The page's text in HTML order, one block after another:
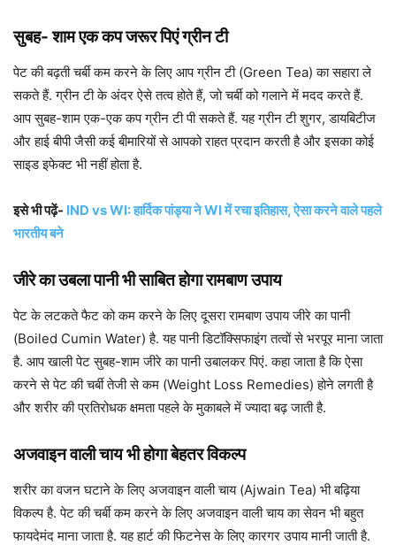
सुबह- शाम एक कप जरूर पिएं ग्रीन टी
पेट की बढ़ती चर्बी कम करने के लिए आप ग्रीन टी (Green Tea) का सहारा ले
सकते हैं. ग्रीन टी के अंदर ऐसे तत्व होते हैं, जो चर्बी को गलाने में मदद करते हैं.
आप सुबह-शाम एक-एक कप ग्रीन टी पी सकते हैं. यह ग्रीन टी शुगर, डायबिटीज
और हाई बीपी जैसी कई बीमारियों से आपको राहत प्रदान करती है और इसका कोई
साइड इफेक्ट भी नहीं होता है.
इसे भी पढ़ें- IND vs WI: हार्दिक पांड्या ने WI में रचा इतिहास, ऐसा करने वाले पहले
भारतीय बने
जीरे का उबला पानी भी साबित होगा रामबाण उपाय
पेट के लटकते फैट को कम करने के लिए दूसरा रामबाण उपाय जीरे का पानी
(Boiled Cumin Water) है. यह पानी डिटॉक्सिफाइंग तत्वों से भरपूर माना जाता
है. आप खाली पेट सुबह-शाम जीरे का पानी उबालकर पिएं. कहा जाता है कि ऐसा
करने से पेट की चर्बी तेजी से कम (Weight Loss Remedies) होने लगती है
और शरीर की प्रतिरोधक क्षमता पहले के मुकाबले में ज्यादा बढ़ जाती है.
अजवाइन वाली चाय भी होगा बेहतर विकल्प
शरीर का वजन घटाने के लिए अजवाइन वाली चाय (Ajwain Tea) भी बढ़िया
विकल्प है. पेट की चर्बी कम करने के लिए अजवाइन वाली चाय का सेवन भी बहुत
फायदेमंद माना जाता है. यह हार्ट की फिटनेस के लिए कारगर उपाय मानी जाती है.